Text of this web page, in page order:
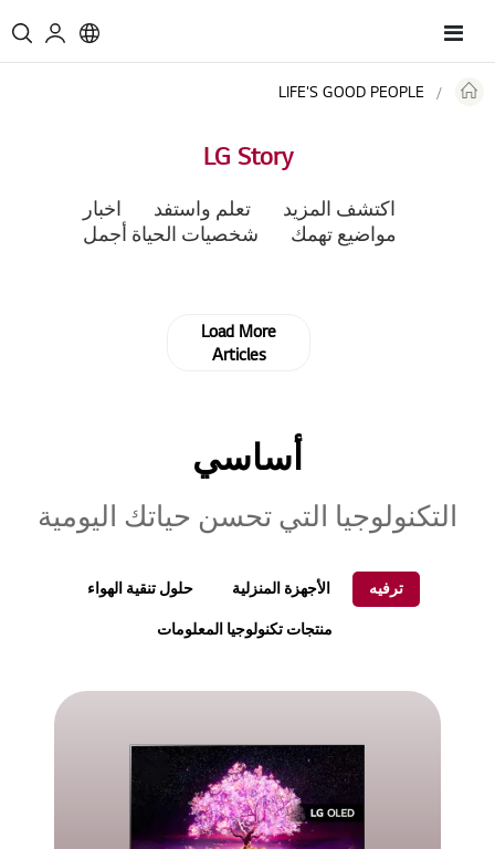
Toggle
LIFE'S GOOD PEOPLE
LG Story
اكتشف المزيد تعلم واستفد
اخبار
مواضيع تهمك
شخصيات الحياة أجمل
Load More
Articles
أساسي
التكنولوجيا التي تحسن حياتك اليومية
ترفيه الأجهزة المنزلية حلول تنقية الهواء
منتجات تكنولوجيا المعلومات